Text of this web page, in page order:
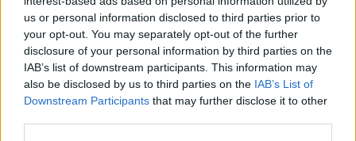
us or personal information disclosed to third parties prior to
your opt-out. You may separately opt-out of the further
disclosure of your personal information by third parties on the
IAB’s list of downstream participants. This information may
also be disclosed by us to third parties on the IAB’s List of
Downstream Participants that may further disclose it to other
VIIHDEUUTISET
Sääennuste ulottuu nyt
marraskuulle – tältä näyttää
syksyn sää